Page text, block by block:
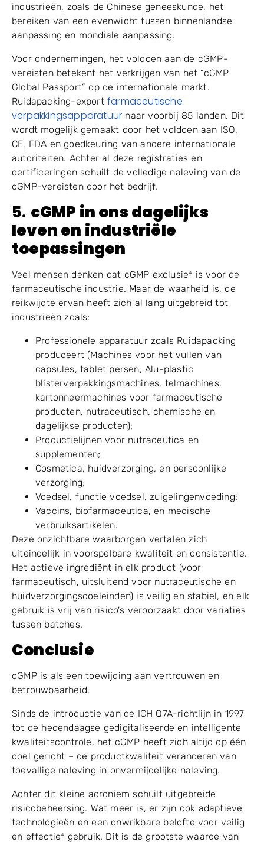
industrieën, zoals de Chinese geneeskunde, het
bereiken van een evenwicht tussen binnenlandse
aanpassing en mondiale aanpassing.
Voor ondernemingen, het voldoen aan de cGMP-
vereisten betekent het verkrijgen van het “cGMP
Global Passport” op de internationale markt.
Ruidapacking-export farmaceutische
verpakkingsapparatuur naar voorbij 85 landen. Dit
wordt mogelijk gemaakt door het voldoen aan ISO,
CE, FDA en goedkeuring van andere internationale
autoriteiten. Achter al deze registraties en
certificeringen schuilt de volledige naleving van de
cGMP-vereisten door het bedrijf.
5. cGMP in ons dagelijks
leven en industriële
toepassingen
Veel mensen denken dat cGMP exclusief is voor de
farmaceutische industrie. Maar de waarheid is, de
reikwijdte ervan heeft zich al lang uitgebreid tot
industrieën zoals:
Professionele apparatuur zoals Ruidapacking
produceert (Machines voor het vullen van
capsules, tablet persen, Alu-plastic
blisterverpakkingsmachines, telmachines,
kartonneermachines voor farmaceutische
producten, nutraceutisch, chemische en
dagelijkse producten);
Productielijnen voor nutraceutica en
supplementen;
Cosmetica, huidverzorging, en persoonlijke
verzorging;
Voedsel, functie voedsel, zuigelingenvoeding;
Vaccins, biofarmaceutica, en medische
verbruiksartikelen.
Deze onzichtbare waarborgen vertalen zich
uiteindelijk in voorspelbare kwaliteit en consistentie.
Het actieve ingrediënt in elk product (voor
farmaceutisch, uitsluitend voor nutraceutische en
huidverzorgingsdoeleinden) is veilig en stabiel, en elk
gebruik is vrij van risico's veroorzaakt door variaties
tussen batches.
Conclusie
cGMP is als een toewijding aan vertrouwen en
betrouwbaarheid.
Sinds de introductie van de ICH Q7A-richtlijn in 1997
tot de hedendaagse gedigitaliseerde en intelligente
kwaliteitscontrole, het cGMP heeft zich altijd op één
doel gericht – de productkwaliteit veranderen van
toevallige naleving in onvermijdelijke naleving.
Achter dit kleine acroniem schuilt uitgebreide
risicobeheersing. Wat meer is, er zijn ook adaptieve
technologieën en een onwrikbare belofte voor veilig
en effectief gebruik. Dit is de grootste waarde van